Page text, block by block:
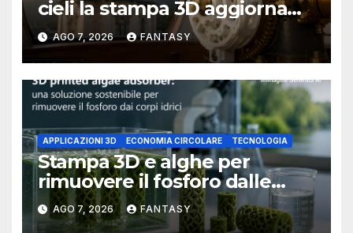
cieli la stampa 3D aggiorna
un osservatorio del 1930 della
University of Arkansas at
Little Rock
AGO 7, 2026 FANTASY
APPLICAZIONI 3D ECONOMIA CIRCOLARE TECNOLOGIA
Stampa 3D e alghe per
rimuovere il fosforo dalle
acque il progetto della
Florida Atlantic University
AGO 7, 2026 FANTASY